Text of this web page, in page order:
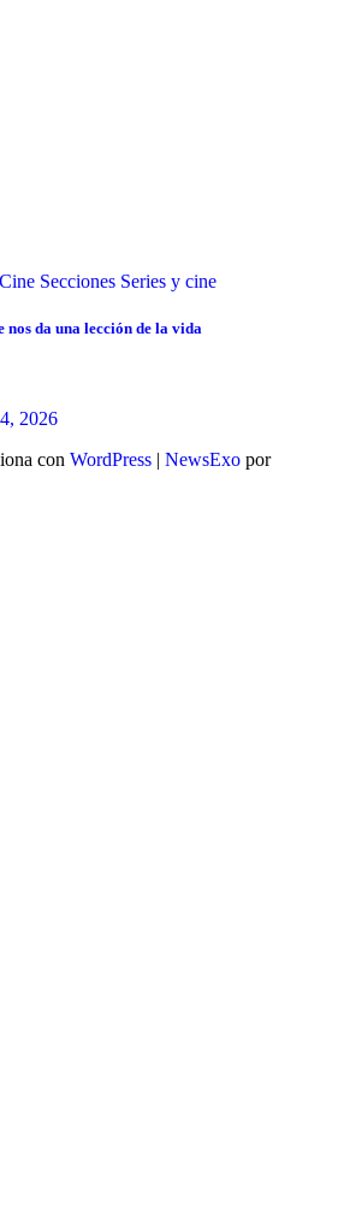
Cine Secciones Series y cine
nos da una lección de la vida
2026
con WordPress | NewsExo por